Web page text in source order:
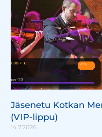
Jäsenetu Kotkan
(VIP-lippu)
14.7.2026